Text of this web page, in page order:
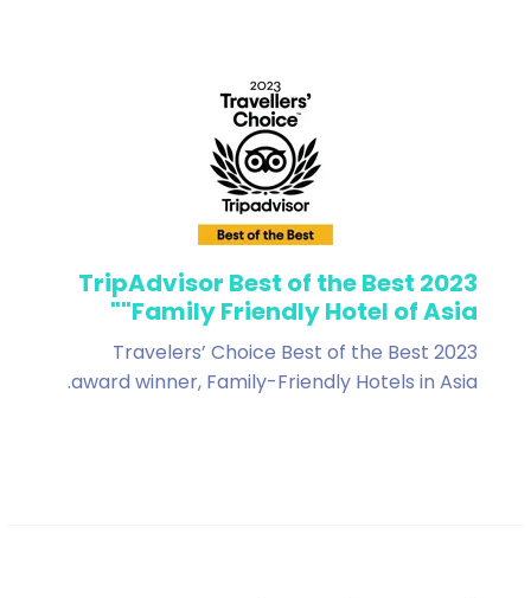
TripAdvisor Best of the Best 2023
"Family Friendly Hotel of Asia"
2023 Travelers’ Choice Best of the Best
award winner, Family-Friendly Hotels in Asia.